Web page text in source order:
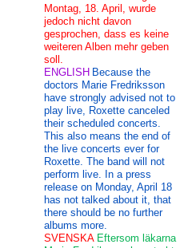
Montag, 18. April, wurde
jedoch nicht davon
gesprochen, dass es keine
weiteren Alben mehr geben
soll.
ENGLISH Because the
doctors Marie Fredriksson
have strongly advised not to
play live, Roxette canceled
their scheduled concerts.
This also means the end of
the live concerts ever for
Roxette. The band will not
perform live. In a press
release on Monday, April 18
has not talked about it, that
there should be no further
albums more.
SVENSKA Eftersom läkarna